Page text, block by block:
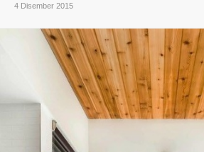
4 Disember 2015